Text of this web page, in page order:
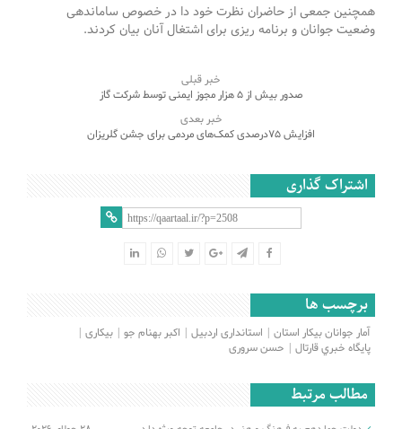
همچنین جمعی از حاضران نظرت خود دا در خصوص ساماندهی
وضعیت جوانان و برنامه ریزی برای اشتغال آنان بیان کردند.
خبر قبلی
صدور بیش از 5 هزار مجوز ایمنی توسط شرکت گاز
خبر بعدی
افزایش 75درصدی کمک‌های مردمی برای جشن گلریزان
اشتراک گذاری
برچسب ها
آمار جوانان بیکار استان استانداری اردبیل اکبر بهنام جو
بیکاری
پايگاه خبري قارتال
حسن سروری
مطالب مرتبط